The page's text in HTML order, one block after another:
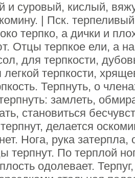
и суровый, кислый,
| Пск.
терпко, а дички и
Отцы терпкое ели, а
для терпкости,
терпкости,
Терпнуть, о
замлеть,
становиться
делается
Нога, рука
терпнут. По терплой
одолевает.